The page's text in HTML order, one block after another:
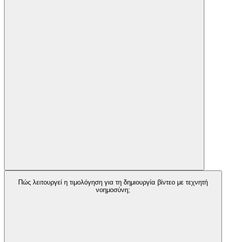
Πώς λειτουργεί η τιμολόγηση για τη δημιουργία βίντεο με τεχνητή
νοημοσύνη;